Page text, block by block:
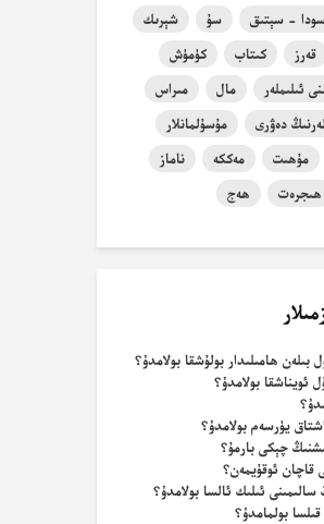
- سېتىق سۇ
شېرىك
قەرز كىتاب
كۈمۈش
ئىلىملەر
مال
مىراس
دەۋرى
مۇسۇلمانلار
مۇھىت مەككە
ناماز
ھىجرەت ھەج
بىلەن ھامىلىدار بولۇشقا بولامدۇ؟
ئويناشقا بولامدۇ؟
يۈرسەم بولامدۇ؟
چېكى بارمۇ؟
قاچان ئوقۇيمەن؟
سالىمىنى ئىلىك ئالسا بولامدۇ؟
قىلسا بولمامدۇ؟